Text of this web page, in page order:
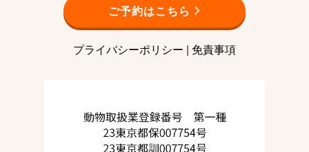
ご予約はこちら
プライバシーポリシー | 免責事項